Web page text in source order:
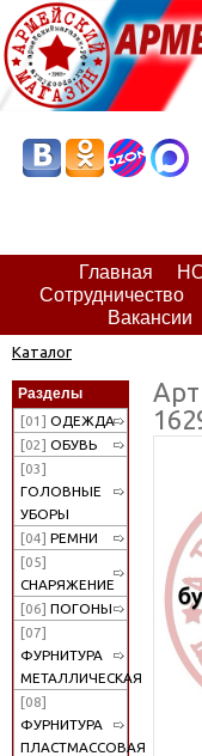
Главная
Сотрудничество
Вакансии
Каталог
Разделы
[01] ОДЕЖДА
[02] ОБУВЬ
[03]
ГОЛОВНЫЕ
УБОРЫ
[04] РЕМНИ
[05]
СНАРЯЖЕНИЕ
[06] ПОГОНЫ
[07]
ФУРНИТУРА
МЕТАЛЛИЧЕСКАЯ
[08]
ФУРНИТУРА
ПЛАСТМАССОВАЯ